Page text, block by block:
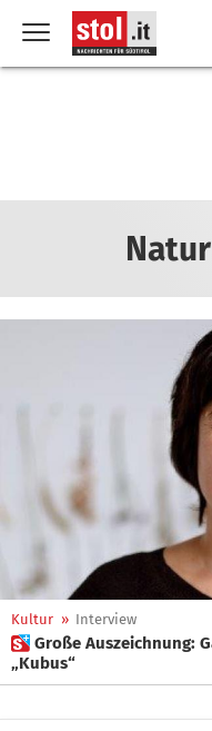
Kultur » Interview
 Große Auszeichnung: Gabriela Oberkofler erhält Kunstpreis
„Kubus“